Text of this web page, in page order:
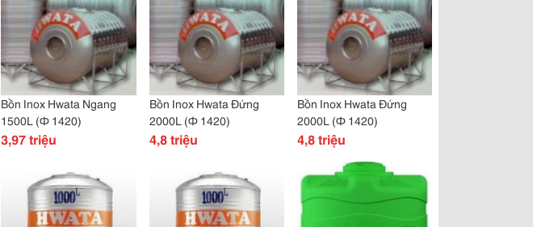
Bồn Inox Hwata Ngang
1500L (Ф 1420)
3,97 triệu
Bồn Inox Hwata Đứng
2000L (Ф 1420)
4,8 triệu
Bồn Inox Hwata Đứng
2000L (Ф 1420)
4,8 triệu